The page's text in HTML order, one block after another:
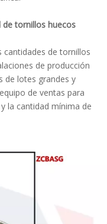
de tornillos huecos
cantidades de tornillos
de producción
de lotes grandes y
de ventas para
la cantidad mínima de